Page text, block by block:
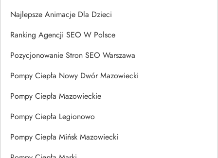
Najlepsze Animacje Dla Dzieci
Ranking Agencji SEO W Polsce
Pozycjonowanie Stron SEO Warszawa
Pompy Ciepła Nowy Dwór Mazowiecki
Pompy Ciepła Mazowieckie
Pompy Ciepła Legionowo
Pompy Ciepła Mińsk Mazowiecki